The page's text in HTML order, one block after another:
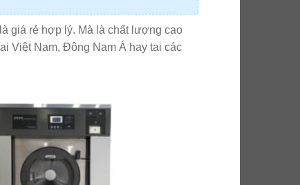
giá rẻ hợp lý. Mà là chất lượng cao
Việt Nam, Đông Nam Á hay tại các